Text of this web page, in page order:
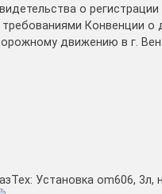
о
требованиями Конвенции
движению в г.
Установка om606, 3л,